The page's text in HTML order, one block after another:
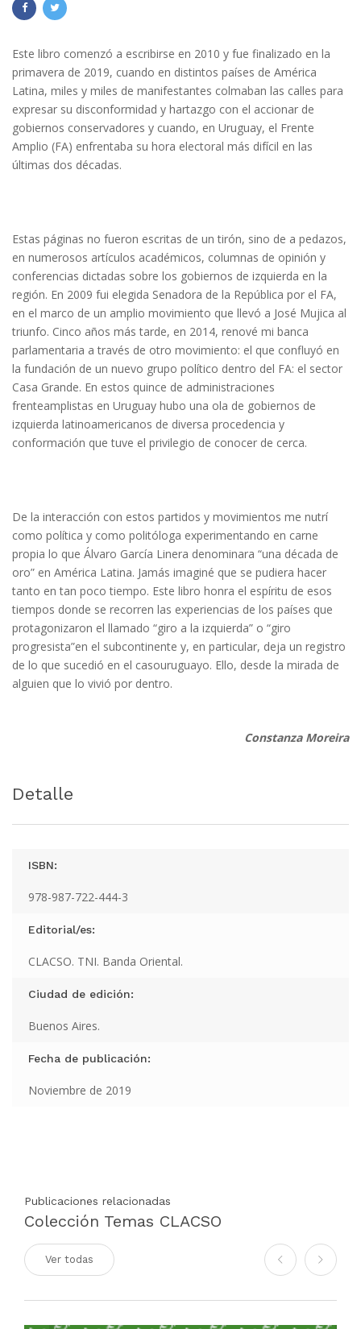
Este libro comenzó a escribirse en 2010 y fue finalizado en la
primavera de 2019, cuando en distintos países de América
Latina, miles y miles de manifestantes colmaban las calles para
expresar su disconformidad y hartazgo con el accionar de
gobiernos conservadores y cuando, en Uruguay, el Frente
Amplio (FA) enfrentaba su hora electoral más difícil en las
últimas dos décadas.
Estas páginas no fueron escritas de un tirón, sino de a pedazos,
en numerosos artículos académicos, columnas de opinión y
conferencias dictadas sobre los gobiernos de izquierda en la
región. En 2009 fui elegida Senadora de la República por el FA,
en el marco de un amplio movimiento que llevó a José Mujica al
triunfo. Cinco años más tarde, en 2014, renové mi banca
parlamentaria a través de otro movimiento: el que confluyó en
la fundación de un nuevo grupo político dentro del FA: el sector
Casa Grande. En estos quince de administraciones
frenteamplistas en Uruguay hubo una ola de gobiernos de
izquierda latinoamericanos de diversa procedencia y
conformación que tuve el privilegio de conocer de cerca.
De la interacción con estos partidos y movimientos me nutrí
como política y como politóloga experimentando en carne
propia lo que Álvaro García Linera denominara “una década de
oro” en América Latina. Jamás imaginé que se pudiera hacer
tanto en tan poco tiempo. Este libro honra el espíritu de esos
tiempos donde se recorren las experiencias de los países que
protagonizaron el llamado “giro a la izquierda” o “giro
progresista”en el subcontinente y, en particular, deja un registro
de lo que sucedió en el casouruguayo. Ello, desde la mirada de
alguien que lo vivió por dentro.
Constanza Moreira
Detalle
ISBN:
978-987-722-444-3
Editorial/es:
CLACSO. TNI. Banda Oriental.
Ciudad de edición:
Buenos Aires.
Fecha de publicación:
Noviembre de 2019
Publicaciones relacionadas
Colección Temas CLACSO
Ver todas